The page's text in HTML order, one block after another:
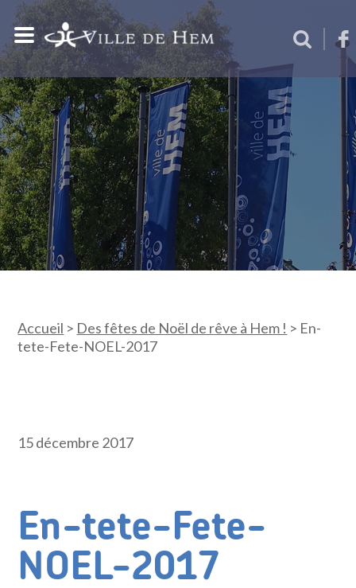
Accueil > Des fêtes de Noël de rêve à Hem ! > En-
tete-Fete-NOEL-2017
15 décembre 2017
En-tete-Fete-
NOEL-2017